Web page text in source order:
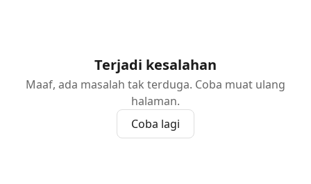
Terjadi kesalahan
Maaf, ada masalah tak terduga. Coba muat ulang
halaman.
Coba lagi